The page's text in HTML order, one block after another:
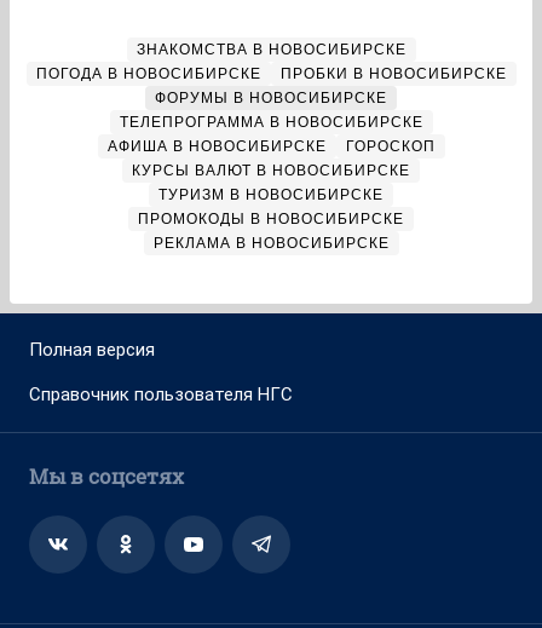
ЗНАКОМСТВА В НОВОСИБИРСКЕ
ПОГОДА В НОВОСИБИРСКЕ
ПРОБКИ В НОВОСИБИРСКЕ
ФОРУМЫ В НОВОСИБИРСКЕ
ТЕЛЕПРОГРАММА В НОВОСИБИРСКЕ
АФИША В НОВОСИБИРСКЕ
ГОРОСКОП
КУРСЫ ВАЛЮТ В НОВОСИБИРСКЕ
ТУРИЗМ В НОВОСИБИРСКЕ
ПРОМОКОДЫ В НОВОСИБИРСКЕ
РЕКЛАМА В НОВОСИБИРСКЕ
Полная версия
Справочник пользователя НГС
Мы в соцсетях